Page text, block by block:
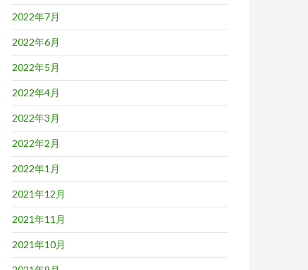
2022年7月
2022年6月
2022年5月
2022年4月
2022年3月
2022年2月
2022年1月
2021年12月
2021年11月
2021年10月